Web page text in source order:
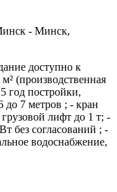
- Минск,
доступно к
(производственная
год постройки,
до 7 метров ; - кран
лифт до 1 т; -
без согласований ; -
водоснабжение,